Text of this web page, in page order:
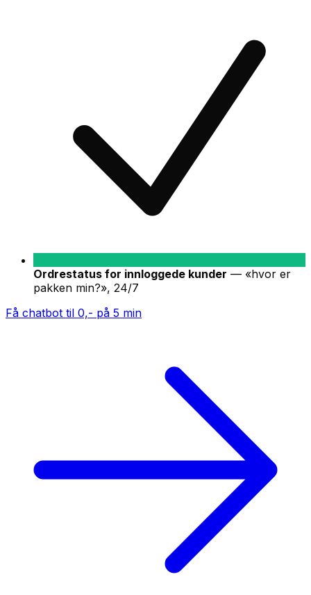
Ordrestatus for innloggede kunder — «hvor er
pakken min?», 24/7
Få chatbot til 0,- på 5 min